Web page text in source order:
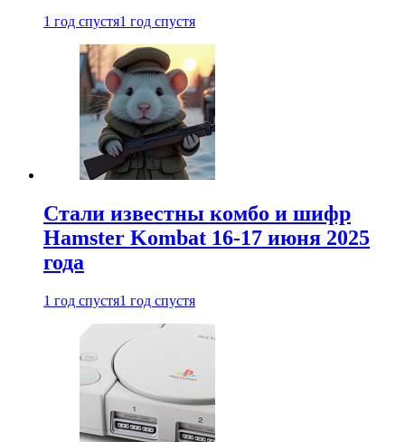
1 год спустя1 год спустя
Стали известны комбо и шифр
Hamster Kombat 16-17 июня 2025
года
1 год спустя1 год спустя